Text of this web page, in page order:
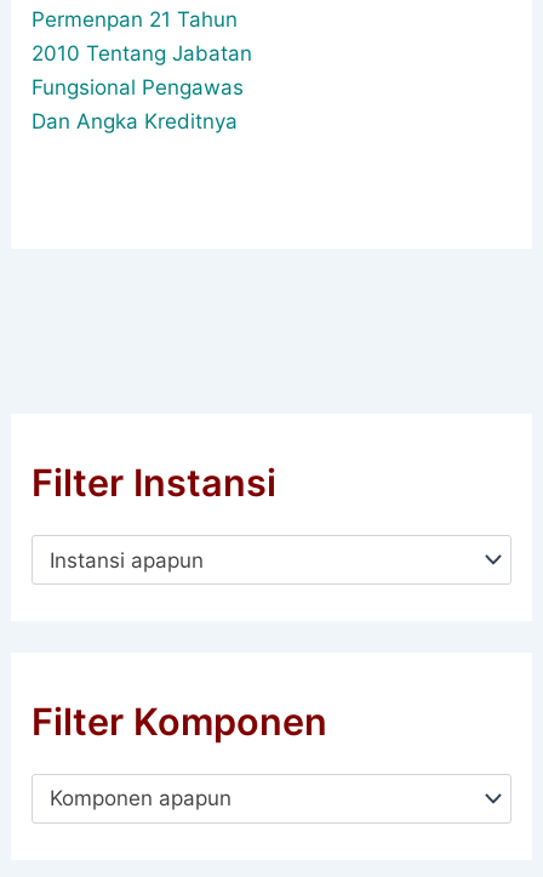
Permenpan 21 Tahun
2010 Tentang Jabatan
Fungsional Pengawas
Dan Angka Kreditnya
Filter Instansi
Instansi apapun
Filter Komponen
Komponen apapun